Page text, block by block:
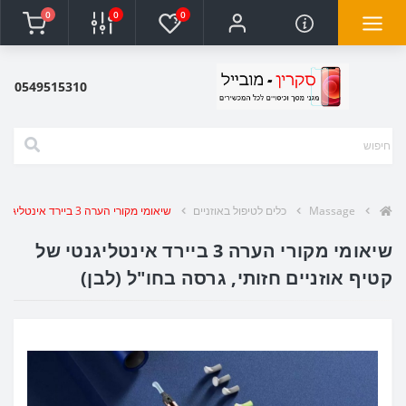
0
0
0
0549515310
Massage כלים לטיפול באוזניים שיאומי מקורי הערה 3 ביירד אינטליגנטי של קטיף אוזניים חזותי, גרסה בחו"ל (לבן)
שיאומי מקורי הערה 3 ביירד אינטליגנטי של
קטיף אוזניים חזותי, גרסה בחו"ל (לבן)